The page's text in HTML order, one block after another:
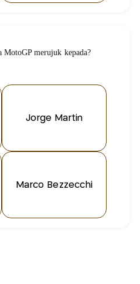
MotoGP merujuk kepada?
Jorge Martin
Marco Bezzecchi